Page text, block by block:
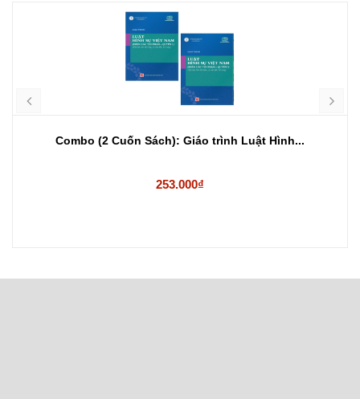
Combo (2 Cuốn Sách): Giáo trình Luật Hình...
253.000₫